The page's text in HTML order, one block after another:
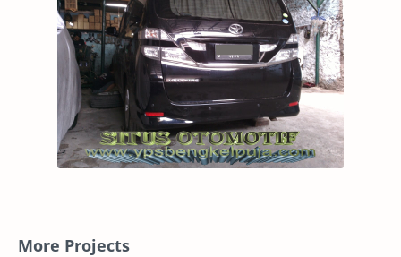
More Projects